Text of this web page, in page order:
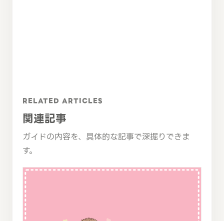
RELATED ARTICLES
関連記事
ガイドの内容を、具体的な記事で深掘りできま
す。